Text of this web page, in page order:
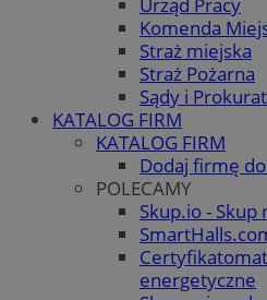
Komenda
Straż miejska
Straż Pożarna
Sądy i
KATALOG FIRM
KATALOG FIRM
Dodaj firmę
POLECAMY
Skup.io -
energetyczne